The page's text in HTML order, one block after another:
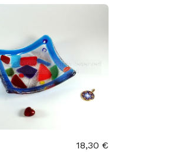
18,30 €